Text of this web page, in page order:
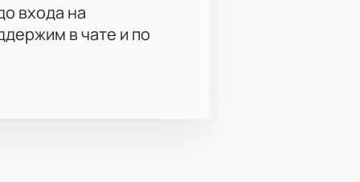
билетов онлайн.
входа на
в чате и по